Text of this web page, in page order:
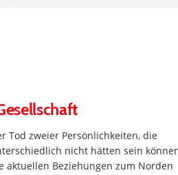
Tod zweier Persönlichkeiten, die
nicht hätten sein
aktuellen Beziehungen zum Norden